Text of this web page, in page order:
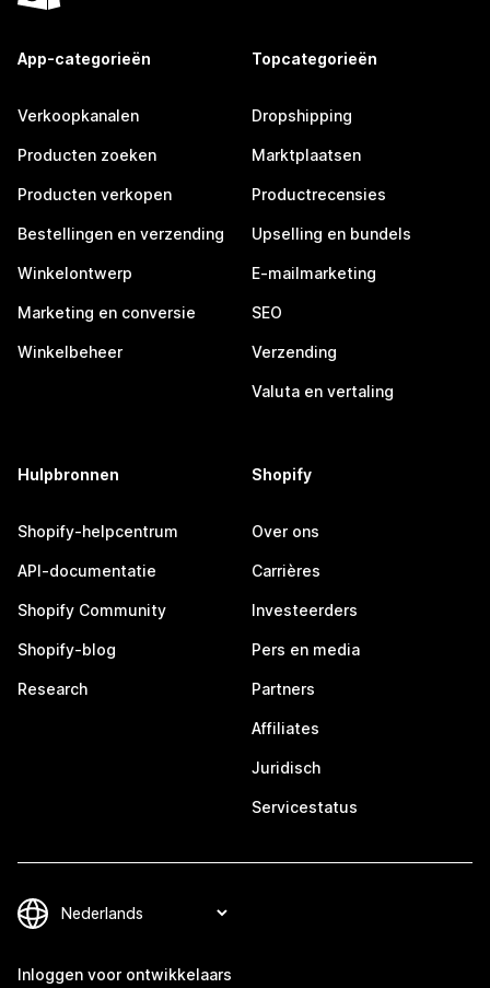
App-categorieën
Verkoopkanalen
Producten zoeken
Producten verkopen
Bestellingen en verzending
Winkelontwerp
Marketing en conversie
Winkelbeheer
Topcategorieën
Dropshipping
Marktplaatsen
Productrecensies
Upselling en bundels
E-mailmarketing
SEO
Verzending
Valuta en vertaling
Hulpbronnen
Shopify-helpcentrum
API-documentatie
Shopify Community
Shopify-blog
Research
Shopify
Over ons
Carrières
Investeerders
Pers en media
Partners
Affiliates
Juridisch
Servicestatus
Inloggen voor ontwikkelaars